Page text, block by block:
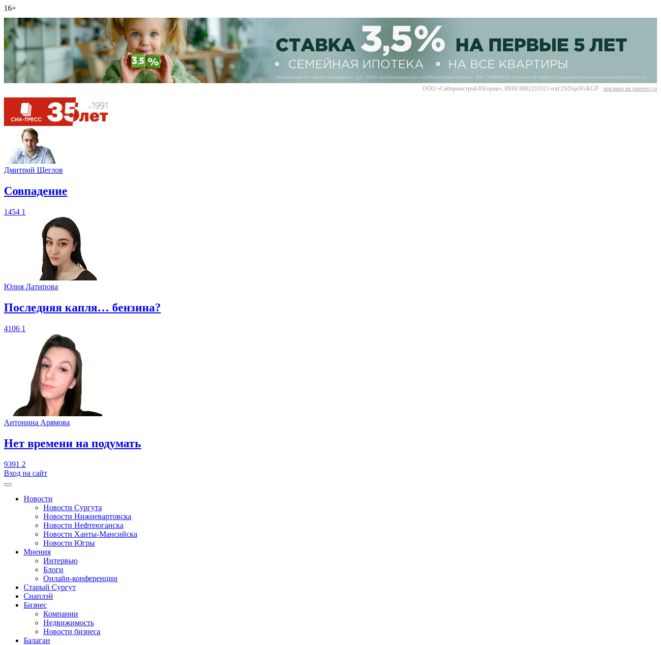
16+
ООО «Сибпромстрой-Югория», ИНН 8602219323 erid:2SDnjeSGKGP реклама на siapress.ru
Дмитрий Щеглов
​Совпадение
1454 1
Юлия Латипова
​Последняя капля… бензина?
4106 1
Антонина Арямова
​Нет времени на подумать
9391 2
Вход на сайт
Новости
Новости Сургута
Новости Нижневартовска
Новости Нефтеюганска
Новости Ханты-Мансийска
Новости Югры
Мнения
Интервью
Блоги
Онлайн-конференции
Старый Сургут
Сиаплэй
Бизнес
Компании
Недвижимость
Новости бизнеса
Балаган